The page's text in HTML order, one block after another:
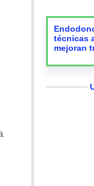
técnicas
mejoran